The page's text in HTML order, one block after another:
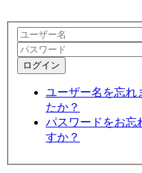
ログイン
ユーザー名を忘れ
たか？
パスワードをお忘
すか？